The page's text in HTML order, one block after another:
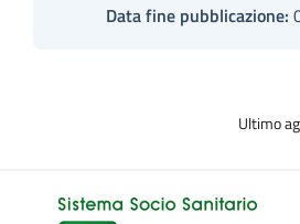
Data fine pubblicazione:
Ultimo